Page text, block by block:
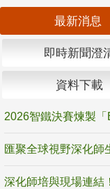
最新消息
即時新聞澄
資料下載
2026智鐵決賽煉製